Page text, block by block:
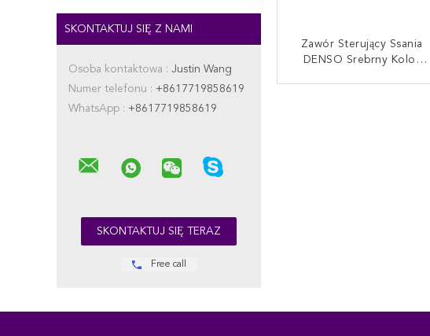
SKONTAKTUJ SIĘ Z NAMI
Osoba kontaktowa : Justin Wang
Numer telefonu : +8617719858619
WhatsApp : +8617719858619
Free call
Zawór Sterujący Ssania
DENSO Srebrny Kolor